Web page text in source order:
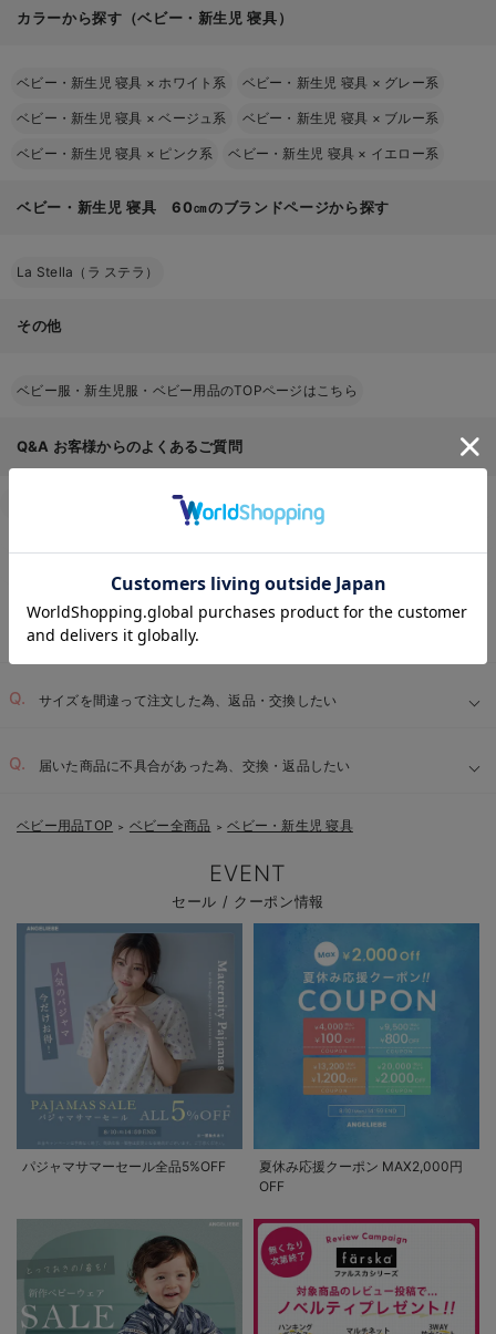
カラーから探す（ベビー・新生児 寝具）
ベビー・新生児 寝具 ×ホワイト系 ベビー・新生児 寝具 × グレー系
ベビー・新生児 寝具 ×ベージュ系 ベビー・新生児 寝具 × ブルー系
ベビー・新生児 寝具 × ピンク系 ベビー・新生児 寝具 × イエロー系
ベビー・新生児 寝具 60㎝のブランドページから探す
La Stella（ラ ステラ）
その他
ベビー服・新生児服・ベビー用品のTOPページはこちら
Q&A お客様からのよくあるご質問
返品交換について
返品条件はありますか？
サイズを間違って注文した為、返品・交換したい
届いた商品に不具合があった為、交換・返品したい
お気に入り商品を確認する
ベビー用品TOP ＞ ベビー全商品 ＞ ベビー・新生児 寝具
EVENT
セール / クーポン情報
パジャマサマーセール全品5%OFF
夏休み応援クーポン MAX2,000円
OFF